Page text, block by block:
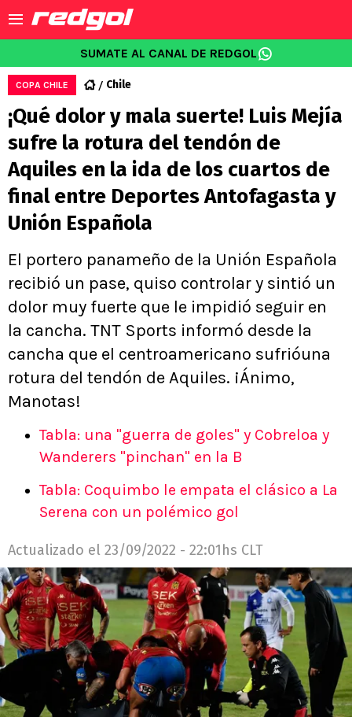
SUMATE AL CANAL DE REDGOL
COPA CHILE Chile
¡Qué dolor y mala suerte! Luis Mejía
sufre la rotura del tendón de
Aquiles en la ida de los cuartos de
final entre Deportes Antofagasta y
Unión Española
El portero panameño de la Unión Española
recibió un pase, quiso controlar y sintió un
dolor muy fuerte que le impidió seguir en
la cancha. TNT Sports informó desde la
cancha que el centroamericano sufrióuna
rotura del tendón de Aquiles. ¡Ánimo,
Manotas!
Tabla: una "guerra de goles" y Cobreloa y
Wanderers "pinchan" en la B
Tabla: Coquimbo le empata el clásico a La
Serena con un polémico gol
Actualizado el 23/09/2022 - 22:01hs CLT